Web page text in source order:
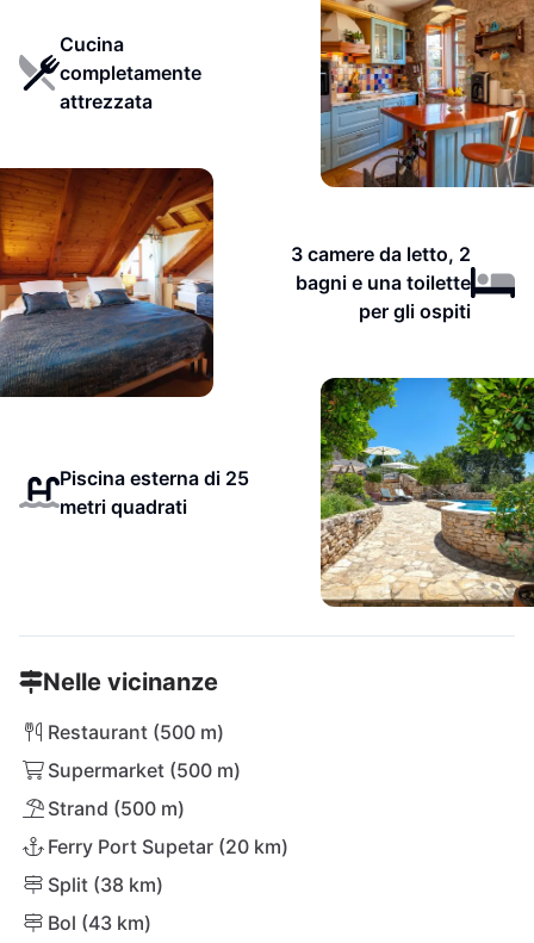
Cucina
completamente
attrezzata
3 camere da letto, 2
bagni e una toilette
per gli ospiti
Piscina esterna di 25
metri quadrati
Nelle vicinanze
Restaurant (500 m)
Supermarket (500 m)
Strand (500 m)
Ferry Port Supetar (20 km)
Split (38 km)
Bol (43 km)